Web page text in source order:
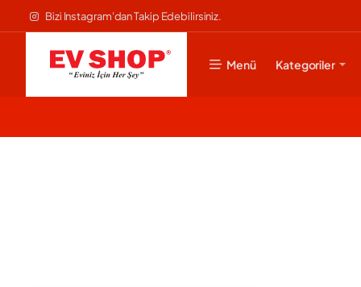
Bizi Instagram'dan Takip Edebilirsiniz.
Menü Kategoriler